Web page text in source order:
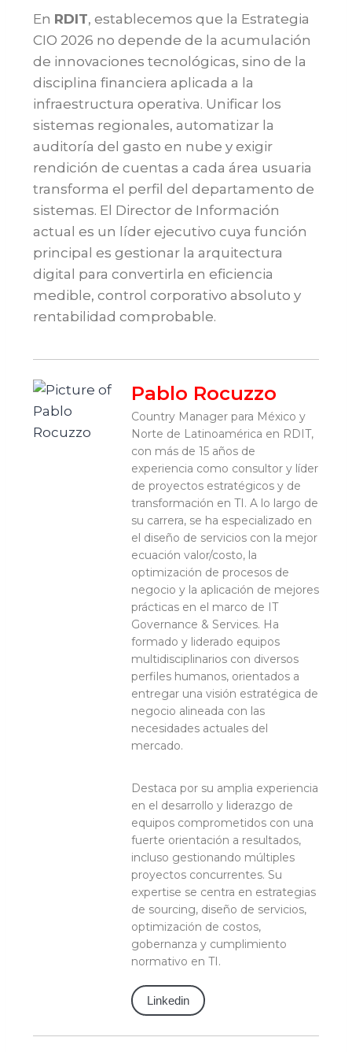
En RDIT, establecemos que la Estrategia
CIO 2026 no depende de la acumulación
de innovaciones tecnológicas, sino de la
disciplina financiera aplicada a la
infraestructura operativa. Unificar los
sistemas regionales, automatizar la
auditoría del gasto en nube y exigir
rendición de cuentas a cada área usuaria
transforma el perfil del departamento de
sistemas. El Director de Información
actual es un líder ejecutivo cuya función
principal es gestionar la arquitectura
digital para convertirla en eficiencia
medible, control corporativo absoluto y
rentabilidad comprobable.
Pablo Rocuzzo
Country Manager para México y
Norte de Latinoamérica en RDIT,
con más de 15 años de
experiencia como consultor y líder
de proyectos estratégicos y de
transformación en TI. A lo largo de
su carrera, se ha especializado en
el diseño de servicios con la mejor
ecuación valor/costo, la
optimización de procesos de
negocio y la aplicación de mejores
prácticas en el marco de IT
Governance & Services. Ha
formado y liderado equipos
multidisciplinarios con diversos
perfiles humanos, orientados a
entregar una visión estratégica de
negocio alineada con las
necesidades actuales del
mercado.
Destaca por su amplia experiencia
en el desarrollo y liderazgo de
equipos comprometidos con una
fuerte orientación a resultados,
incluso gestionando múltiples
proyectos concurrentes. Su
expertise se centra en estrategias
de sourcing, diseño de servicios,
optimización de costos,
gobernanza y cumplimiento
normativo en TI.
Linkedin